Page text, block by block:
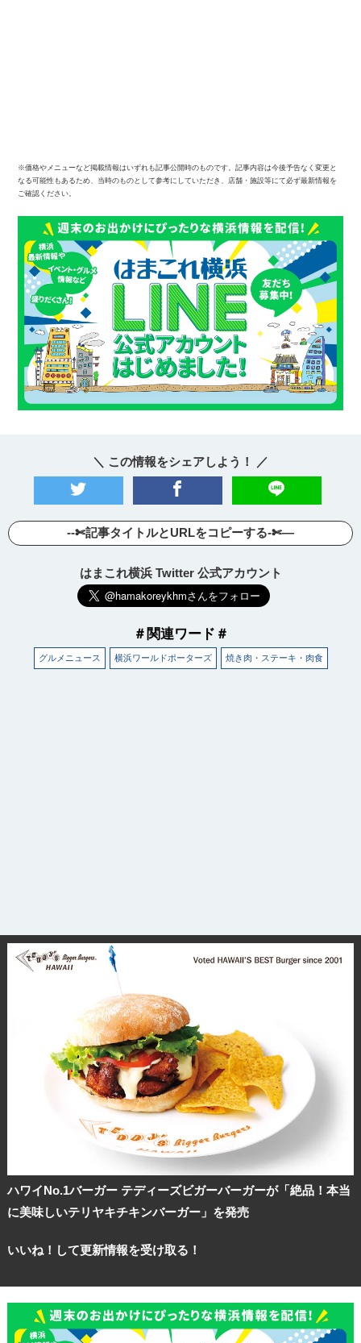
※価格やメニューなど掲載情報はいずれも記事公開時のものです。記事内容は今後予告なく変更と
なる可能性もあるため、当時のものとして参考にしていただき、店舗・施設等にて必ず最新情報を
ご確認ください。
＼ この情報をシェアしよう！ ／
--✄記事タイトルとURLをコピーする-✄—
はまこれ横浜 Twitter 公式アカウント
＃関連ワード＃
グルメニュース 横浜ワールドポーターズ 焼き肉・ステーキ・肉食
ハワイNo.1バーガー テディーズビガーバーガーが「絶品！本当
に美味しいテリヤキチキンバーガー」を発売
いいね！して更新情報を受け取る！